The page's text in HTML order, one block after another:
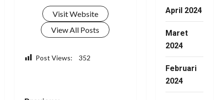
Visit Website
View All Posts
Post Views: 352
April 2024
Maret
2024
Februari
2024